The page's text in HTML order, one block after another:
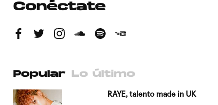
Conéctate
Popular Lo último
RAYE, talento made in UK